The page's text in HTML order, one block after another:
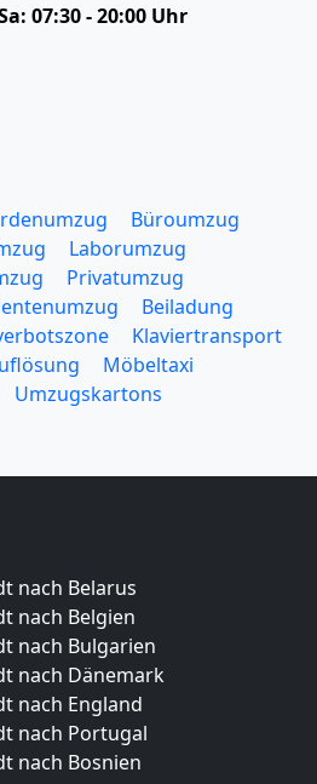
07:30 - 20:00 Uhr
Büroumzug
Laborumzug
Privatumzug
Beiladung
Klaviertransport
Möbeltaxi
Umzugskartons
nach Belarus
nach Belgien
nach Bulgarien
nach Dänemark
nach England
nach Portugal
nach Bosnien